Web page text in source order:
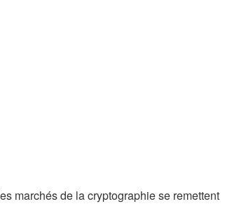
marchés de la cryptographie se remettent